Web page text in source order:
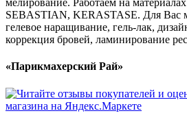
мелирование. Работаем на материалах
SEBASTIAN, KERASTASE. Для Вас
гелевое наращивание, гель-лак,
коррекция бровей, ламинирование
«Парикмахерский Рай»